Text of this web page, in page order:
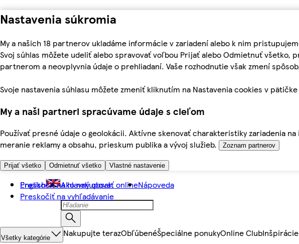
Nastavenia súkromia
My a našich 18 partnerov ukladáme informácie v zariadení alebo k nim
Svoj súhlas môžete udeliť alebo spravovať voľbou Prijať alebo Odmietnuť všetko,
partnerom a neovplyvnia údaje o prehliadaní. Vaše rozhodnutie však zmení
Svoje nastavenia súhlasu môžete zmeniť kliknutím na Nastavenia cookies v
My a naši partneri spracúvame údaje s cieľom
Používať presné údaje o geolokácii. Aktívne skenovať charakteristiky zariadenia
meranie reklamy a obsahu, prieskum publika a vývoj služieb.
Zoznam partnerov
Prijať všetko Odmietnuť všetko Vlastné nastavenie
Preskočiť na hlavný obsah
Preskočiť na vyhľadávanie
English Ako nakupovať onlineNápoveda
Všetky kategórie Nakupujte terazObľúbenéŠpeciálne ponukyOnline ClubInšpirácie